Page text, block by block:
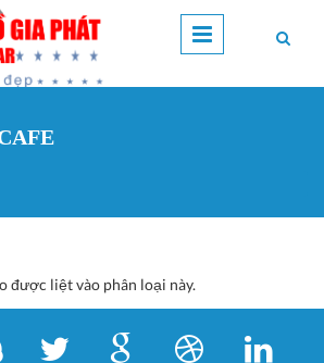
được liệt vào phân loại này.